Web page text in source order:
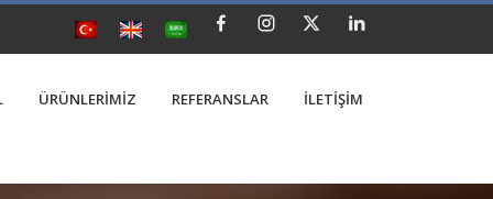
ÜRÜNLERİMİZ REFERANSLAR İLETİŞİM